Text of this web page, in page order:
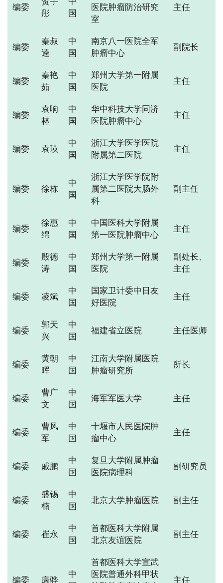
编委
彤
国
医院肿瘤防治研究
室
主任
编委
秦叔
逵
中
国
南京八一医院全军
肿瘤中心
副院长
编委
秦艳
茹
中
国
郑州大学第一附属
医院
主任
编委
袁响
林
中
国
华中科技大学同济
医院肿瘤中心
主任
编委 袁瑛
中
国
浙江大学医学医院
附属第二医院
主任
编委 徐栋
中
国
浙江大学医学院附
属第二医院大肠外
科
副主任
编委
徐惠
绵
中
国
中国医科大学附属
第一医院肿瘤中心
主任
编委
殷德
涛
中
国
郑州大学第一附属
医院
副处长、
主任
编委 凌斌
中
国
国家卫计委中日友
好医院
主任
编委
郭天
兴
中
国
福建省立医院 主任医师
编委
黄朝
晖
中
国
江南大学附属医院
肿瘤研究所
所长
编委
曹广
文
中
国
海军军医大学 主任
编委
曹风
军
中
国
十堰市人民医院肿
瘤中心
主任
编委 戚鹏
中
国
复旦大学附属肿瘤
医院病理科
副研究员
编委
盛锡
楠
中
国
北京大学肿瘤医院 副主任
编委 崔永
中
国
首都医科大学附属
北京友谊医院
副主任
编委 康骅
中
首都医科大学宣武
医院普通外科甲状
主任